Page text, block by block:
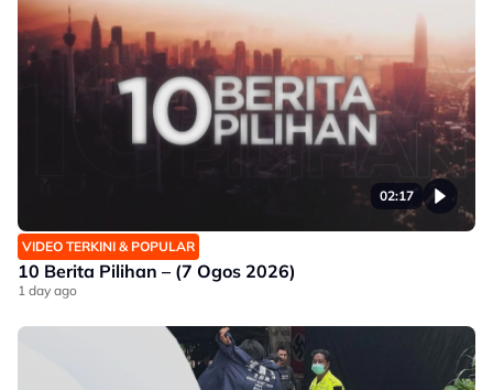
02:17
VIDEO TERKINI & POPULAR
10 Berita Pilihan – (7 Ogos 2026)
1 day ago